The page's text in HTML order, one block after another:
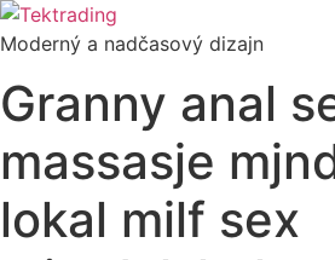
Preskočiť
na
Moderný a nadčasový dizajn
Granny anal
massasje
lokal milf sex